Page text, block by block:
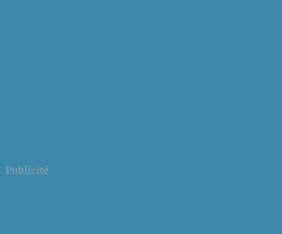
Publicité